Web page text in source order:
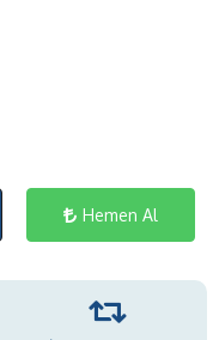
Hemen Al